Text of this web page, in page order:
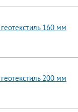
160 мм
200 мм